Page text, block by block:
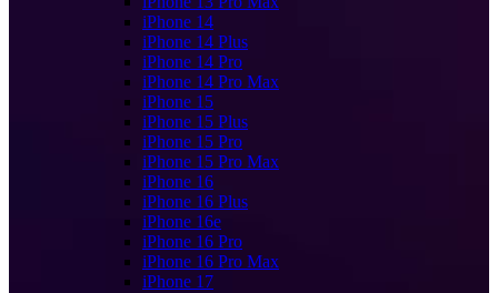
iPhone 14
iPhone 14 Plus
iPhone 14 Pro
iPhone 14 Pro Max
iPhone 15
iPhone 15 Plus
iPhone 15 Pro
iPhone 15 Pro Max
iPhone 16
iPhone 16 Plus
iPhone 16e
iPhone 16 Pro
iPhone 16 Pro Max
iPhone 17